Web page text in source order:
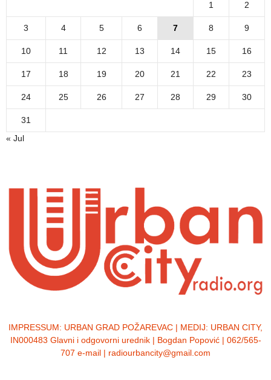
1 2
3 4 5 6 7 8 9
10 11 12 13 14 15 16
17 18 19 20 21 22 23
24 25 26 27 28 29 30
31
« Jul
IMPRESSUM: URBAN GRAD POŽAREVAC | MEDIJ: URBAN CITY,
IN000483 Glavni i odgovorni urednik | Bogdan Popović | 062/565-
707 e-mail | radiourbancity@gmail.com